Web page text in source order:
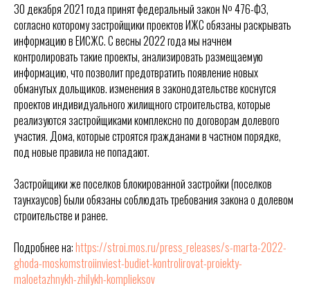
30 декабря 2021 года принят федеральный закон № 476-ФЗ,
согласно которому застройщики проектов ИЖС обязаны раскрывать
информацию в ЕИСЖС. С весны 2022 года мы начнем
контролировать такие проекты, анализировать размещаемую
информацию, что позволит предотвратить появление новых
обманутых дольщиков. изменения в законодательстве коснутся
проектов индивидуального жилищного строительства, которые
реализуются застройщиками комплексно по договорам долевого
участия. Дома, которые строятся гражданами в частном порядке,
под новые правила не попадают.
Застройщики же поселков блокированной застройки (поселков
таунхаусов) были обязаны соблюдать требования закона о долевом
строительстве и ранее.
Подробнее на:https://stroi.mos.ru/press_releases/s-marta-2022-
ghoda-moskomstroiinviest-budiet-kontrolirovat-proiekty-
maloetazhnykh-zhilykh-komplieksov